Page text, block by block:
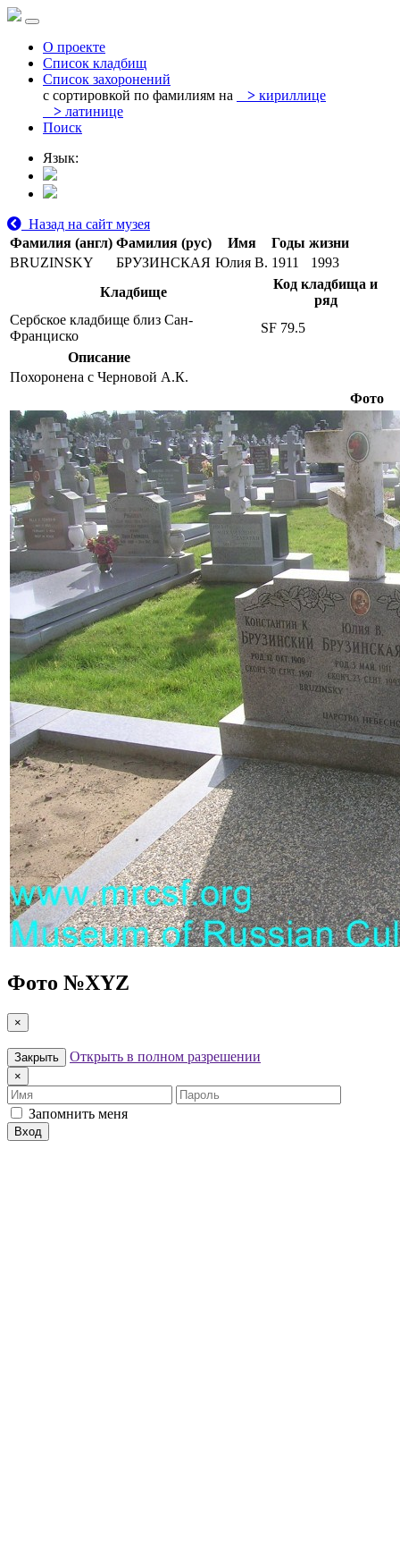
О проекте
Список кладбищ
Список захоронений
с сортировкой по фамилиям на
> кириллице
> латинице
Поиск
Язык:
Назад на сайт музея
Фамилия (англ) Фамилия (рус) Имя
Годы жизни
BRUZINSKY
БРУЗИНСКАЯ Юлия В. 1911
1993
Кладбище
Код кладбища и
ряд
Сербское кладбище близ Сан-
Франциско
SF 79.5
Описание
Похоронена с Черновой А.К.
Фото
Фото №XYZ
×
Закрыть Открыть в полном разрешении
×
Имя
Пароль
Запомнить меня
Вход